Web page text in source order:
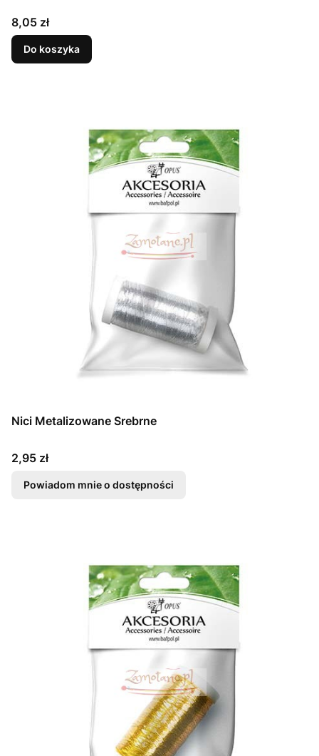
Cena
8,05 zł
Do koszyka
Nici Metalizowane Srebrne
Cena
2,95 zł
Powiadom mnie o dostępności